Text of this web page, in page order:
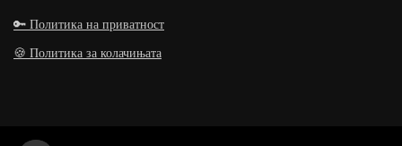
🔑 Политика на приватност
🍪 Политика за колачињата